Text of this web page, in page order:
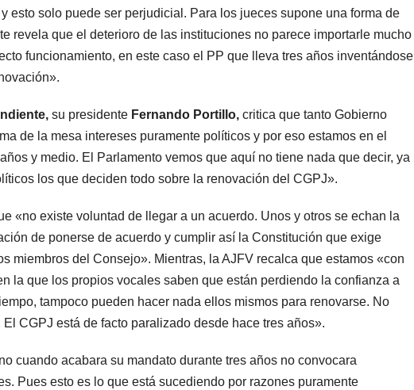
esto solo puede ser perjudicial. Para los jueces supone una forma de
revela que el deterioro de las instituciones no parece importarle mucho
funcionamiento, en este caso el PP que lleva tres años inventándose
su presidente Fernando Portillo, critica que tanto Gobierno
de la mesa intereses puramente políticos y por eso estamos en el
y medio. El Parlamento vemos que aquí no tiene nada que decir, ya
los que deciden todo sobre la renovación del CGPJ».
«no existe voluntad de llegar a un acuerdo. Unos y otros se echan la
de ponerse de acuerdo y cumplir así la Constitución que exige
miembros del Consejo». Mientras, la AJFV recalca que estamos «con
la que los propios vocales saben que están perdiendo la confianza a
tampoco pueden hacer nada ellos mismos para renovarse. No
CGPJ está de facto paralizado desde hace tres años».
cuando acabara su mandato durante tres años no convocara
Pues esto es lo que está sucediendo por razones puramente